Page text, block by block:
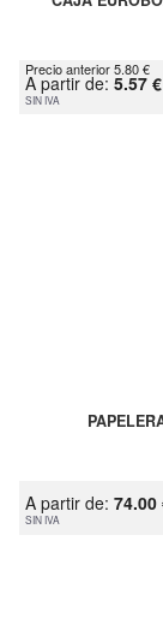
Precio anterior 5.80 €
A partir de: 5.57 €
SIN IVA
A partir de: 74.00
SIN IVA